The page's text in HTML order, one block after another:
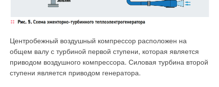
Центробежный воздушный компрессор расположен на
общем валу с турбиной первой ступени, которая является
приводом воздушного компрессора. Силовая турбина второй
ступени является приводом генератора.